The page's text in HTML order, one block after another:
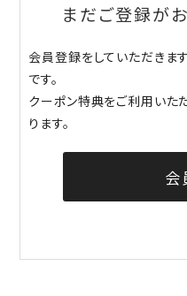
まだご登録が
会員登録をしていただきま
です。
クーポン特典をご利用いた
ります。
会